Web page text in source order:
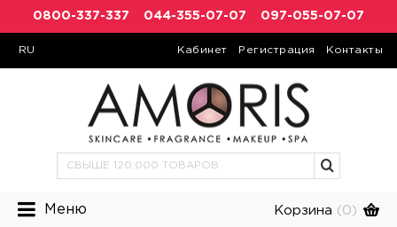
0800-337-337 044-355-07-07 097-055-07-07
RU Кабинет Регистрация Контакты
Меню Корзина (0)